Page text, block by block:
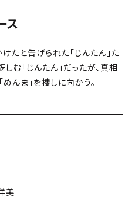
ス
けたと告げられた「じんたん」た
む「じんたん」だったが、真相
んま」を捜しに向かう。
美